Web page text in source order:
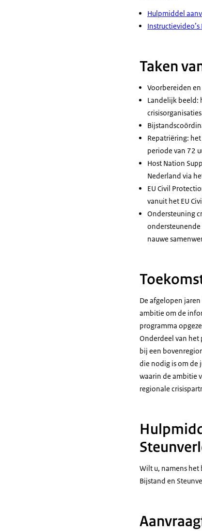
Hulpmiddel
Taken
Voorbereiden
Landelijk beeld:
Repatriëring:
periode van 72
Host Nation
Nederland via
EU Civil
vanuit het EU
Ondersteuning
ondersteunende
nauwe
De afgelopen
ambitie om de
programma
Onderdeel van het
bij een
die nodig is om de
waarin de ambitie
regionale
Wilt u, namens het
Bijstand en